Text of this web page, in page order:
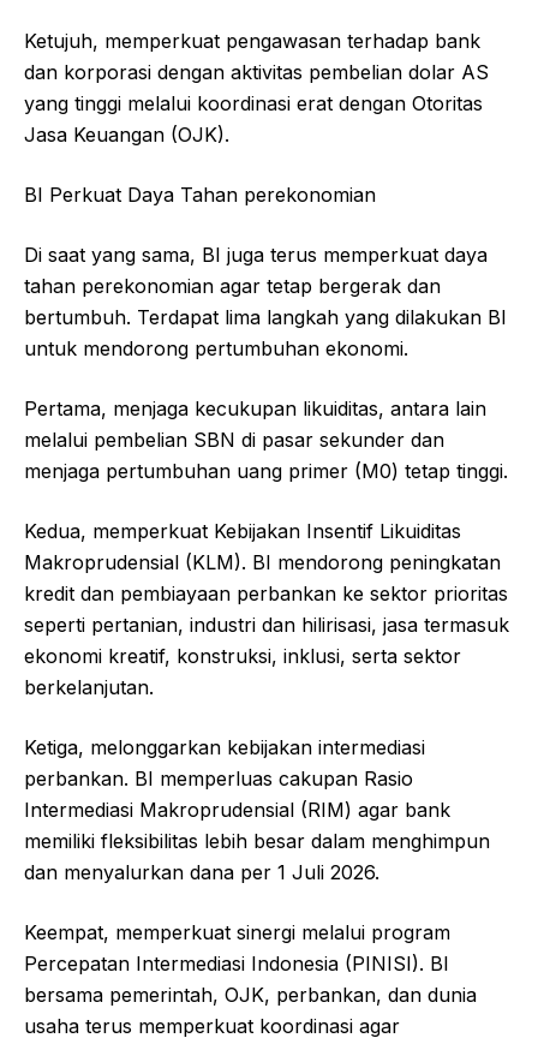
Ketujuh, memperkuat pengawasan terhadap bank
dan korporasi dengan aktivitas pembelian dolar AS
yang tinggi melalui koordinasi erat dengan Otoritas
Jasa Keuangan (OJK).
BI Perkuat Daya Tahan perekonomian
Di saat yang sama, BI juga terus memperkuat daya
tahan perekonomian agar tetap bergerak dan
bertumbuh. Terdapat lima langkah yang dilakukan BI
untuk mendorong pertumbuhan ekonomi.
Pertama, menjaga kecukupan likuiditas, antara lain
melalui pembelian SBN di pasar sekunder dan
menjaga pertumbuhan uang primer (M0) tetap tinggi.
Kedua, memperkuat Kebijakan Insentif Likuiditas
Makroprudensial (KLM). BI mendorong peningkatan
kredit dan pembiayaan perbankan ke sektor prioritas
seperti pertanian, industri dan hilirisasi, jasa termasuk
ekonomi kreatif, konstruksi, inklusi, serta sektor
berkelanjutan.
Ketiga, melonggarkan kebijakan intermediasi
perbankan. BI memperluas cakupan Rasio
Intermediasi Makroprudensial (RIM) agar bank
memiliki fleksibilitas lebih besar dalam menghimpun
dan menyalurkan dana per 1 Juli 2026.
Keempat, memperkuat sinergi melalui program
Percepatan Intermediasi Indonesia (PINISI). BI
bersama pemerintah, OJK, perbankan, dan dunia
usaha terus memperkuat koordinasi agar